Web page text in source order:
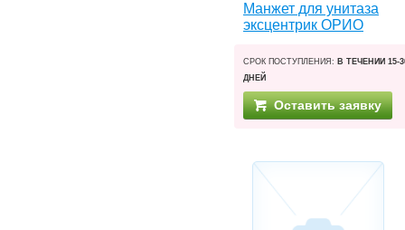
Манжет для унитаза
эксцентрик ОРИО
СРОК ПОСТУПЛЕНИЯ: В ТЕЧЕНИИ 15-
ДНЕЙ
Оставить заявку